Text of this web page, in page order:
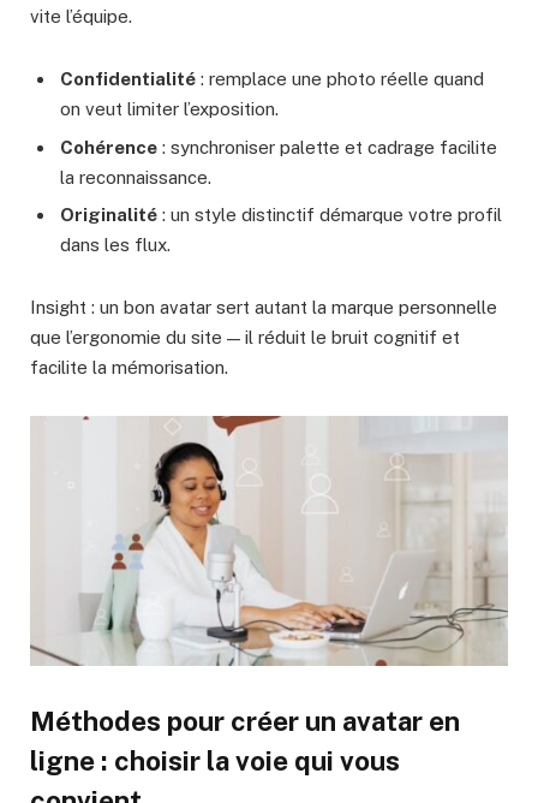
vite l’équipe.
Confidentialité : remplace une photo réelle quand
on veut limiter l’exposition.
Cohérence : synchroniser palette et cadrage facilite
la reconnaissance.
Originalité : un style distinctif démarque votre profil
dans les flux.
Insight : un bon avatar sert autant la marque personnelle
que l’ergonomie du site — il réduit le bruit cognitif et
facilite la mémorisation.
Méthodes pour créer un avatar en
ligne : choisir la voie qui vous